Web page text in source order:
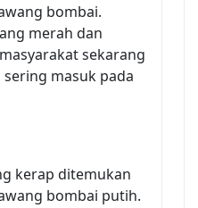
bombai.
merah dan
sekarang
masuk pada
kerap ditemukan
bombai putih.